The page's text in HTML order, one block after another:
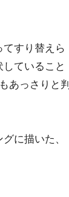
すり替えら
ていること
あっさりと判
に描いた、